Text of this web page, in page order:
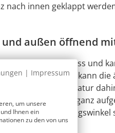
nach innen geklappt
außen öffnend
Magnetverschluss und
180°). Dazu kann
eine Duscharmatur
Tür ebenso ganz
circa 30° Öffnungswinkel
| Impressum
um unsere
Ihnen ein
zu den von uns